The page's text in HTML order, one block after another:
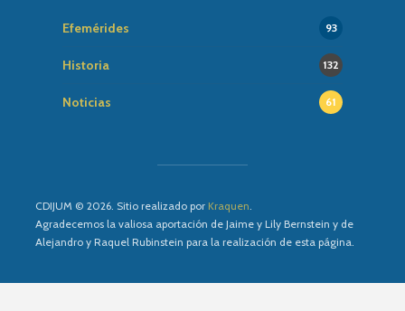
Efemérides 93
Historia 132
Noticias 61
CDIJUM © 2026. Sitio realizado por Kraquen.
Agradecemos la valiosa aportación de Jaime y Lily Bernstein y de
Alejandro y Raquel Rubinstein para la realización de esta página.